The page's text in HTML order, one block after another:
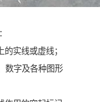
实线或虚线；
数字及各种图形